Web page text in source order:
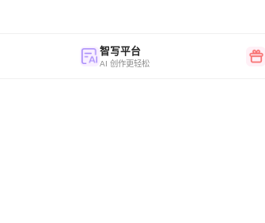
智写平台
AI 创作更轻松